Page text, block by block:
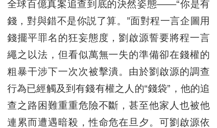
全球百億真案追查到底的決然姿態——“你是有
錢，對與錯不是你説了算。”面對程一言企圖用
錢擺平罪名的狂妄態度，劉啟源誓要將程一言
繩之以法，但看似萬無一失的準備卻在錢權的
粗暴干涉下一次次被擊潰。由於劉啟源的調查
行為已經觸及到有錢有權之人的“錢袋”，他的追
查之路困難重重危險不斷，甚至他家人也被他
連累而遭遇暗殺，性命危在旦夕。可劉啟源依